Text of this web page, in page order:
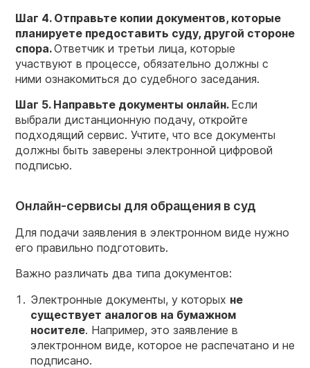
Шаг 4. Отправьте копии документов, которые
планируете предоставить суду, другой стороне
спора.Ответчик и третьи лица, которые
участвуют в процессе, обязательно должны с
ними ознакомиться до судебного заседания.
Шаг 5. Направьте документы онлайн. Если
выбрали дистанционную подачу, откройте
подходящий сервис. Учтите, что все документы
должны быть заверены электронной цифровой
подписью.
Онлайн-сервисы для обращения в суд
Для подачи заявления в электронном виде нужно
его правильно подготовить.
Важно различать два типа документов:
Электронные документы, у которых не
существует аналогов на бумажном
носителе. Например, это заявление в
электронном виде, которое не распечатано и не
подписано.